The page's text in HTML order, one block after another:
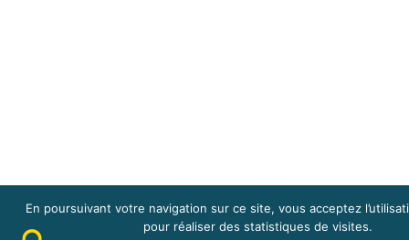
En poursuivant votre navigation sur ce site, vous acceptez
pour réaliser des statistiques de visites.